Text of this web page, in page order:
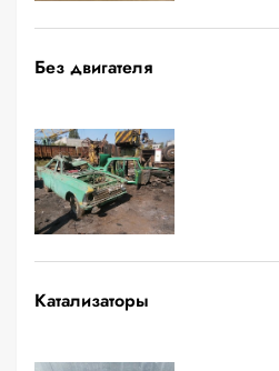
Без двигателя
Катализаторы